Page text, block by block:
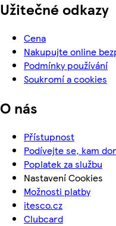
Užitečné odkazy
Cena
Nakupujte online
Podmínky používání
Soukromí a cookies
O nás
Přístupnost
Podívejte se, kam
Poplatek za službu
Nastavení Cookies
Možnosti platby
itesco.cz
Clubcard